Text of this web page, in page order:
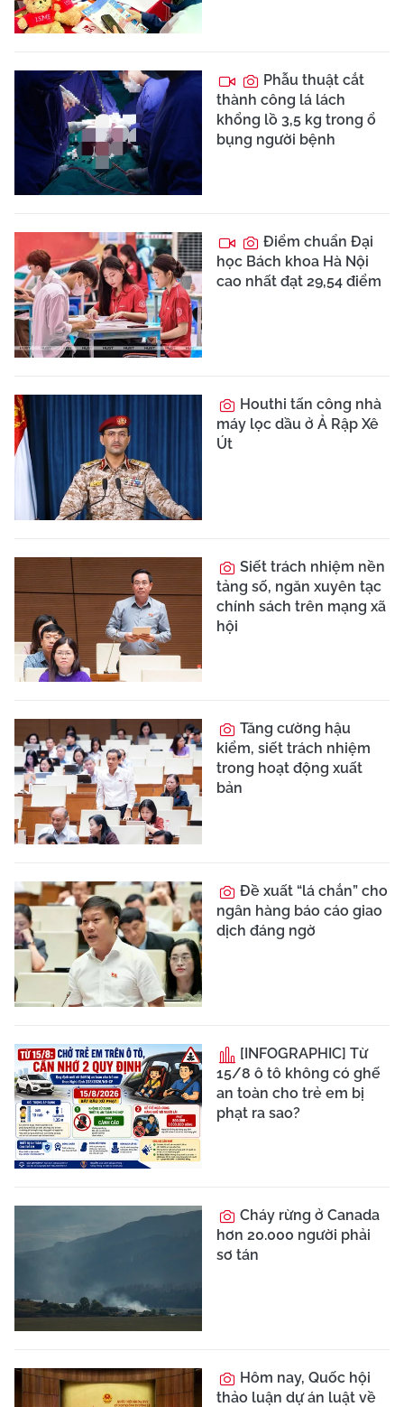
Nghệ An khẩn
trương ứng phó mưa lũ
sau khi nhiều khu vực bị
chia cắt
Hôm nay, Quốc hội
thảo luận về xử lý vi
phạm trong lĩnh vực kinh
Hơn 300 người bị bắt
cóc được giải cứu trong
1 ngày ở Nigeria
Bảo kê lấn chiếm
vỉa hè, 3 cựu cán bộ lĩnh
9 năm tù
Chiếm đoạt tiền chuyển
nhầm, người đàn ông
lĩnh 12 tháng tù
Trẻ 5 tuổi thoát
chết nhờ phát hiện sớm
pin cúc áo mắc trong
Đề nghị xây dựng
"ma trận trách nhiệm"
cho dự án Vành đai 5 -
Vùng Thủ đô
Thỏa thuận Iran -
Oman đang ở 'giai đoạn
soạn thảo cuối cùng'
Quảng Ninh chuẩn bị
lên thành phố, Bí thư